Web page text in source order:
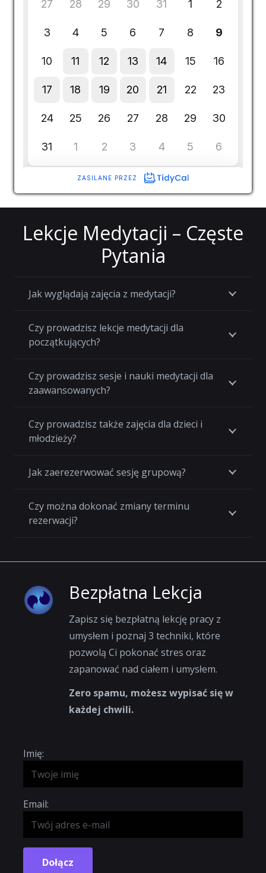
Lekcje Medytacji – Częste
Pytania
Jak wyglądają zajęcia z medytacji?
Czy prowadzisz lekcje medytacji dla
początkujących?
Czy prowadzisz sesje i nauki medytacji dla
zaawansowanych?
Czy prowadzisz także zajęcia dla dzieci i
młodzieży?
Jak zaerezerwować sesję grupową?
Czy można dokonać zmiany terminu
rezerwacji?
Bezpłatna Lekcja
Zapisz się bezpłatną lekcję pracy z
umysłem i poznaj 3 techniki, które
pozwolą Ci pokonać stres oraz
zapanować nad ciałem i umysłem.
Zero spamu, możesz wypisać się w
każdej chwili.
Imię:
Email:
Dołącz